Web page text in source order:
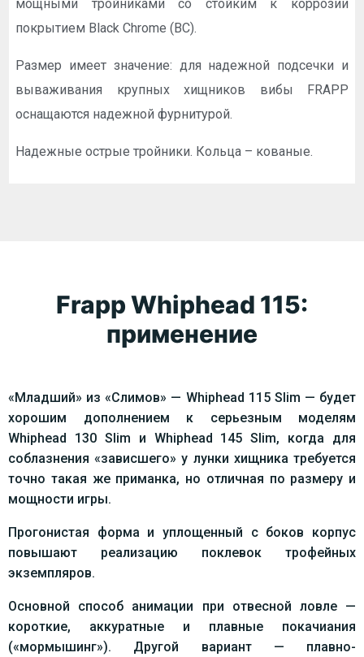
мощными тройниками со стойким к коррозии
покрытием Black Chrome (BC).
Размер имеет значение: для надежной подсечки и
вываживания крупных хищников вибы FRAPP
оснащаются надежной фурнитурой.
Надежные острые тройники. Кольца – кованые.
Frapp Whiphead 115:
применение
«Младший» из «Слимов» — Whiphead 115 Slim — будет
хорошим дополнением к серьезным моделям
Whiphead 130 Slim и Whiphead 145 Slim, когда для
соблазнения «зависшего» у лунки хищника требуется
точно такая же приманка, но отличная по размеру и
мощности игры.
Прогонистая форма и уплощенный с боков корпус
повышают реализацию поклевок трофейных
экземпляров.
Основной способ анимации при отвесной ловле —
короткие, аккуратные и плавные покачиания
(«мормышинг»). Другой вариант — плавно-